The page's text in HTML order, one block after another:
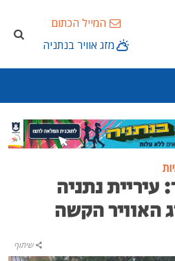
המייל הכתום
מזג אוויר בנתניה
עיריית נתניה
האוויר הקשה
שיתוף